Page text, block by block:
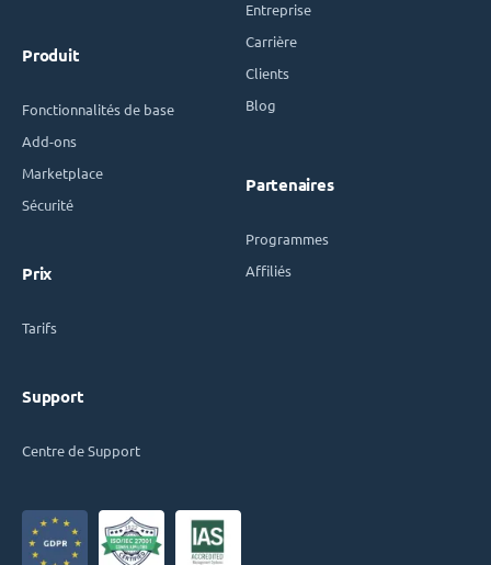
Produit
Fonctionnalités de base
Add-ons
Marketplace
Sécurité
Prix
Tarifs
Support
Centre de Support
Entreprise
Carrière
Clients
Blog
Partenaires
Programmes
Affiliés